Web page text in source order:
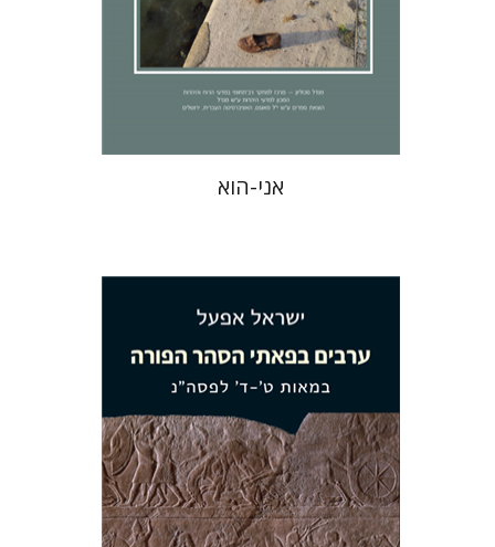
הנחת אתר ספר מודפס
$32
אני-הוא
ישראל אפעל